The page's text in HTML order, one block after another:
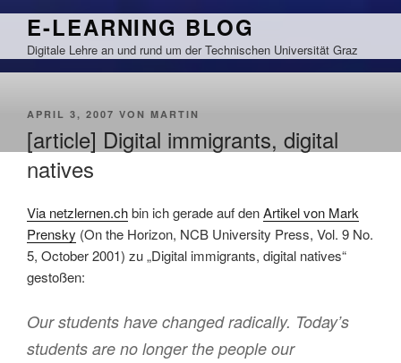
Zum
springen
E-LEARNING BLOG
Digitale Lehre an und rund um der Technischen Universität Graz
VERÖFFENTLICHT
APRIL 3, 2007 VON MARTIN
[article] Digital immigrants, digital
natives
Via netzlernen.chbin ich gerade auf denArtikel von Mark
Prensky (On the Horizon, NCB University Press, Vol. 9 No.
5, October 2001) zu „Digital immigrants, digital natives“
gestoßen:
Our students have changed radically. Today’s
students are no longer the people our